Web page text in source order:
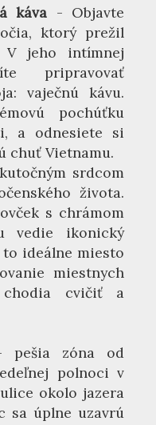
káva - Objavte
ktorý prežil
V jeho intímnej
pripravovať
vaječnú kávu.
pochúťku
a odnesiete si
chuť Vietnamu.
srdcom
života.
s chrámom
vedie ikonický
to ideálne miesto
miestnych
chodia cvičiť a
pešia zóna od
polnoci v
okolo jazera
sa úplne uzavrú